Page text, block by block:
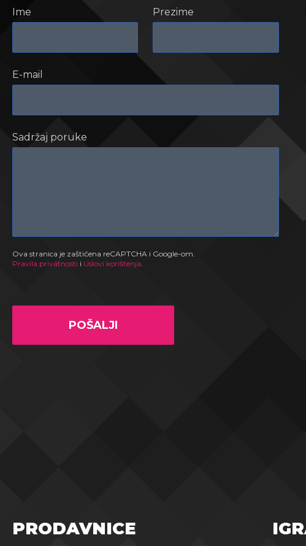
Ime Prezime
E-mail
Sadržaj poruke
Ova stranica je zaštićena reCAPTCHA i Google-om.
Pravila privatnosti i Uslovi korištenja.
POŠALJI
PRODAVNICE